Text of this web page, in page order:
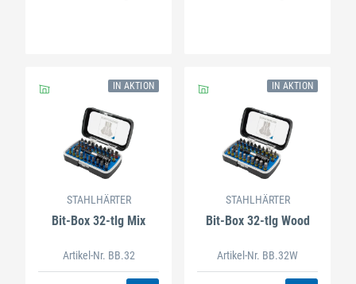
IN AKTION
STAHLHÄRTER
Bit-Box 32-tlg Mix
Artikel-Nr. BB.32
IN AKTION
STAHLHÄRTER
Bit-Box 32-tlg Wood
Artikel-Nr. BB.32W